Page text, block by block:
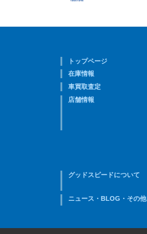
トップページ
在庫情報
車買取査定
店舗情報
グッドスピードについて
ニュース・BLOG・その他